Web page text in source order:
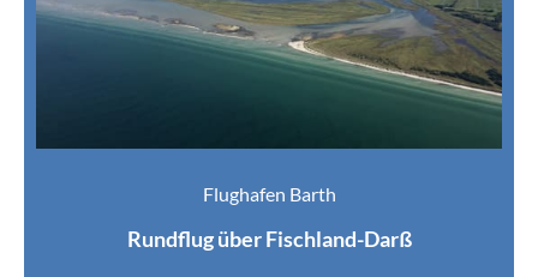
Flughafen Barth
Rundflug über Fischland-Darß